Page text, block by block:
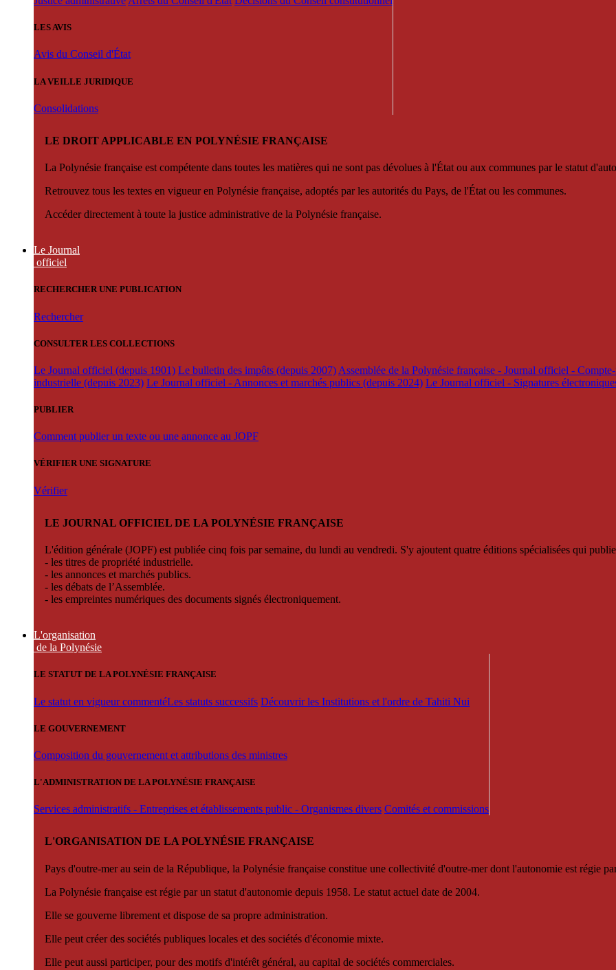
LES AVIS
Avis du Conseil d'État
LA VEILLE JURIDIQUE
Consolidations
LE DROIT APPLICABLE EN POLYNÉSIE FRANÇAISE
La Polynésie française est compétente dans toutes les matières qui ne sont pas dévolues à l'État ou aux communes par le statut
Retrouvez tous les textes en vigueur en Polynésie française, adoptés par les autorités du Pays, de l'État ou les communes.
Accéder directement à toute la justice administrative de la Polynésie française.
Le Journal
officiel
RECHERCHER UNE PUBLICATION
Rechercher
CONSULTER LES COLLECTIONS
Le Journal officiel (depuis 1901) Le bulletin des impôts (depuis 2007) Assemblée de la Polynésie française - Journal officiel -
industrielle (depuis 2023) Le Journal officiel - Annonces et marchés publics (depuis 2024) Le Journal officiel - Signatures
PUBLIER
Comment publier un texte ou une annonce au JOPF
VÉRIFIER UNE SIGNATURE
Vérifier
LE JOURNAL OFFICIEL DE LA POLYNÉSIE FRANÇAISE
L'édition générale (JOPF) est publiée cinq fois par semaine, du lundi au vendredi. S'y ajoutent quatre éditions spécialisées qui
- les titres de propriété industrielle.
- les annonces et marchés publics.
- les débats de l’Assemblée.
- les empreintes numériques des documents signés électroniquement.
L'organisation
de la Polynésie
LE STATUT DE LA POLYNÉSIE FRANÇAISE
Le statut en vigueur commentéLes statuts successifs Découvrir les Institutions et l'ordre de Tahiti Nui
LE GOUVERNEMENT
Composition du gouvernement et attributions des ministres
L'ADMINISTRATION DE LA POLYNÉSIE FRANÇAISE
Services administratifs - Entreprises et établissements public - Organismes divers Comités et commissions
L'ORGANISATION DE LA POLYNÉSIE FRANÇAISE
Pays d'outre-mer au sein de la République, la Polynésie française constitue une collectivité d'outre-mer dont l'autonomie est régie
La Polynésie française est régie par un statut d'autonomie depuis 1958. Le statut actuel date de 2004.
Elle se gouverne librement et dispose de sa propre administration.
Elle peut créer des sociétés publiques locales et des sociétés d'économie mixte.
Elle peut aussi participer, pour des motifs d'intérêt général, au capital de sociétés commerciales.